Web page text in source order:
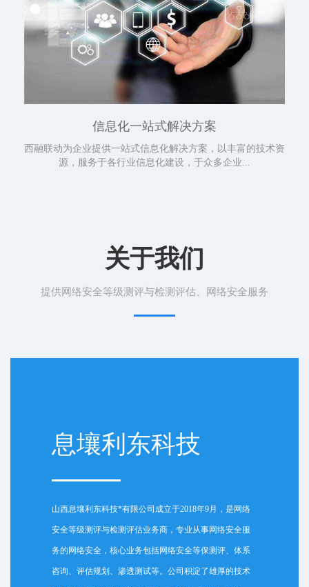
信息化一站式解决方案
西融联动为企业提供一站式信息化解决方案，以丰富的技术资
源，服务于各行业信息化建设，于众多企业...
关于我们
提供网络安全等级测评与检测评估、网络安全服务
息壤利东科技
山西息壤利东科技*有限公司成立于2018年9月，是网络
安全等级测评与检测评估业务商，专业从事网络安全服
务的网络安全，核心业务包括网络安全等保测评、体系
咨询、评估规划、渗透测试等。公司积淀了雄厚的技术